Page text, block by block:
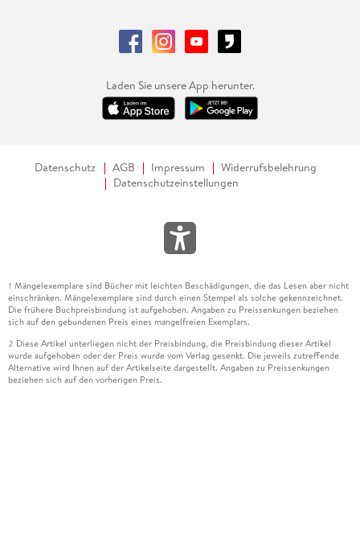
Laden Sie unsere App herunter.
Datenschutz AGB Impressum
Widerrufsbelehrung
Datenschutzeinstellungen
1 Mängelexemplare sind Bücher mit leichten Beschädigungen, die das Lesen aber nicht
einschränken. Mängelexemplare sind durch einen Stempel als solche gekennzeichnet.
Die frühere Buchpreisbindung ist aufgehoben. Angaben zu Preissenkungen beziehen
sich auf den gebundenen Preis eines mangelfreien Exemplars.
2 Diese Artikel unterliegen nicht der Preisbindung, die Preisbindung dieser Artikel
wurde aufgehoben oder der Preis wurde vom Verlag gesenkt. Die jeweils zutreffende
Alternative wird Ihnen auf der Artikelseite dargestellt. Angaben zu Preissenkungen
beziehen sich auf den vorherigen Preis.